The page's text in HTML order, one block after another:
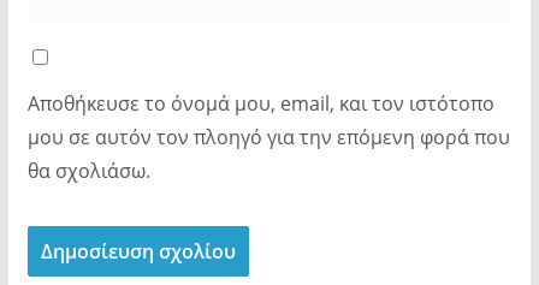
Αποθήκευσε το όνομά μου, email, και τον ιστότοπο
μου σε αυτόν τον πλοηγό για την επόμενη φορά που
θα σχολιάσω.